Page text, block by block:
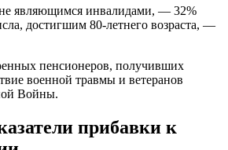
являющимся инвалидами, — 32%
достигшим 80-летнего возраста, —
пенсионеров, получивших
военной травмы и ветеранов
Войны.
прибавки к